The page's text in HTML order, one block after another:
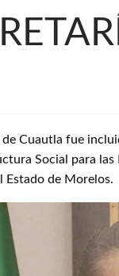
de Cuautla fue
Social para las
Estado de Morelos.